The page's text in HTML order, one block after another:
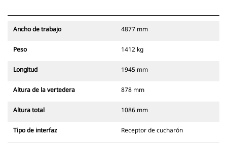
Ancho de trabajo 4877 mm
Peso 1412 kg
Longitud 1945 mm
Altura de la vertedera 878 mm
Altura total 1086 mm
Tipo de interfaz Receptor de cucharón